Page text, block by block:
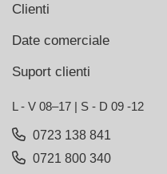
Clienti
Date comerciale
Suport clienti
L - V 08–17 | S - D 09 -12
0723 138 841
0721 800 340